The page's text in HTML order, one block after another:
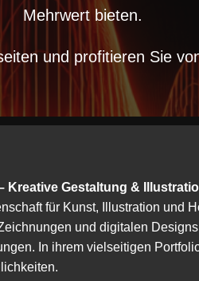
Mehrwert bieten.
und profitieren Sie
Kreative Gestaltung &
für Kunst, Illustration und
und digitalen
In ihrem vielseitigen